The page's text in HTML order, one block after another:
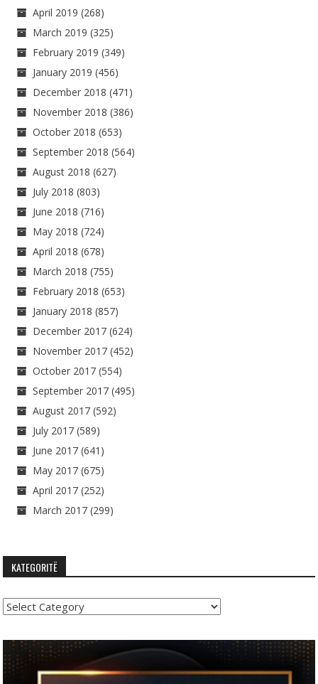
April 2019 (268)
March 2019 (325)
February 2019 (349)
January 2019 (456)
December 2018 (471)
November 2018 (386)
October 2018 (653)
September 2018 (564)
August 2018 (627)
July 2018 (803)
June 2018 (716)
May 2018 (724)
April 2018 (678)
March 2018 (755)
February 2018 (653)
January 2018 (857)
December 2017 (624)
November 2017 (452)
October 2017 (554)
September 2017 (495)
August 2017 (592)
July 2017 (589)
June 2017 (641)
May 2017 (675)
April 2017 (252)
March 2017 (299)
KATEGORITË
Kategoritë